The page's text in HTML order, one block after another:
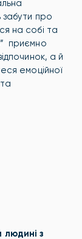
забути про
на собі та
приємно
а й
емоційної
людині з